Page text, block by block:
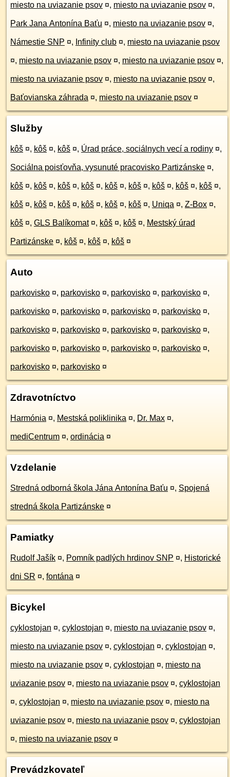
miesto na uviazanie psov ¤, miesto na uviazanie psov ¤,
Park Jana Antonína Baťu ¤, miesto na uviazanie psov ¤,
Námestie SNP ¤, Infinity club ¤, miesto na uviazanie psov
¤, miesto na uviazanie psov ¤, miesto na uviazanie psov ¤,
miesto na uviazanie psov ¤, miesto na uviazanie psov ¤,
Baťovianska záhrada ¤, miesto na uviazanie psov ¤
Služby
kôš ¤, kôš ¤, kôš ¤, Úrad práce, sociálnych vecí a rodiny ¤,
Sociálna poisťovňa, vysunuté pracovisko Partizánske ¤,
kôš ¤, kôš ¤, kôš ¤, kôš ¤, kôš ¤, kôš ¤, kôš ¤, kôš ¤, kôš ¤,
kôš ¤, kôš ¤, kôš ¤, kôš ¤, kôš ¤, kôš ¤, Uniqa ¤, Z-Box ¤,
kôš ¤, GLS Balíkomat ¤, kôš ¤, kôš ¤, Mestský úrad
Partizánske ¤, kôš ¤, kôš ¤, kôš ¤
Auto
parkovisko ¤, parkovisko ¤, parkovisko ¤, parkovisko ¤,
parkovisko ¤, parkovisko ¤, parkovisko ¤, parkovisko ¤,
parkovisko ¤, parkovisko ¤, parkovisko ¤, parkovisko ¤,
parkovisko ¤, parkovisko ¤, parkovisko ¤, parkovisko ¤,
parkovisko ¤, parkovisko ¤
Zdravotníctvo
Harmónia ¤, Mestská poliklinika ¤, Dr. Max ¤,
mediCentrum ¤, ordinácia ¤
Vzdelanie
Stredná odborná škola Jána Antonína Baťu ¤, Spojená
stredná škola Partizánske ¤
Pamiatky
Rudolf Jašík ¤, Pomník padlých hrdinov SNP ¤, Historické
dni SR ¤, fontána ¤
Bicykel
cyklostojan ¤, cyklostojan ¤, miesto na uviazanie psov ¤,
miesto na uviazanie psov ¤, cyklostojan ¤, cyklostojan ¤,
miesto na uviazanie psov ¤, cyklostojan ¤, miesto na
uviazanie psov ¤, miesto na uviazanie psov ¤, cyklostojan
¤, cyklostojan ¤, miesto na uviazanie psov ¤, miesto na
uviazanie psov ¤, miesto na uviazanie psov ¤, cyklostojan
¤, miesto na uviazanie psov ¤
Prevádzkovateľ